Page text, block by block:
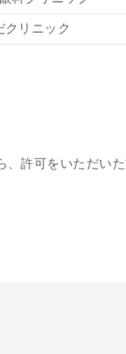
クリニック
許可をいただい